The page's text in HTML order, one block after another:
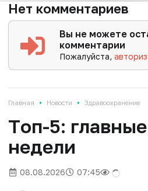
Нет комментариев
Вы не можете
комментарии
Пожалуйста,
Главная • Новости • Здравоохранение
Tоп-5:
недели
08.08.2026 07:45